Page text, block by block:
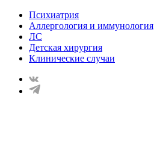
Психиатрия
Аллергология и иммунология
ЛС
Детская хирургия
Клинические случаи